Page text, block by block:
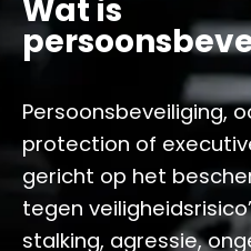
Wat is
Persoonsbeveiliging,
protection of
gericht op het
tegen
stalking, agressie,